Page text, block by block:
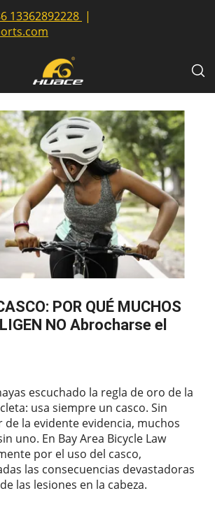
13362892228 |
POR QUÉ MUCHOS
NO Abrocharse el
escuchado la regla de oro de la
usa siempre un casco. Sin
de la evidente evidencia, muchos
uno. En Bay Area Bicycle Law
por el uso del casco,
las consecuencias devastadoras
las lesiones en la cabeza.